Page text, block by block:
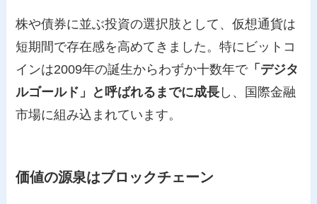
株や債券に並ぶ投資の選択肢として、仮想通貨は
短期間で存在感を高めてきました。特にビットコ
インは2009年の誕生からわずか十数年で「デジタ
ルゴールド」と呼ばれるまでに成長 し、国際金融
市場に組み込まれています。
価値の源泉はブロックチェーン